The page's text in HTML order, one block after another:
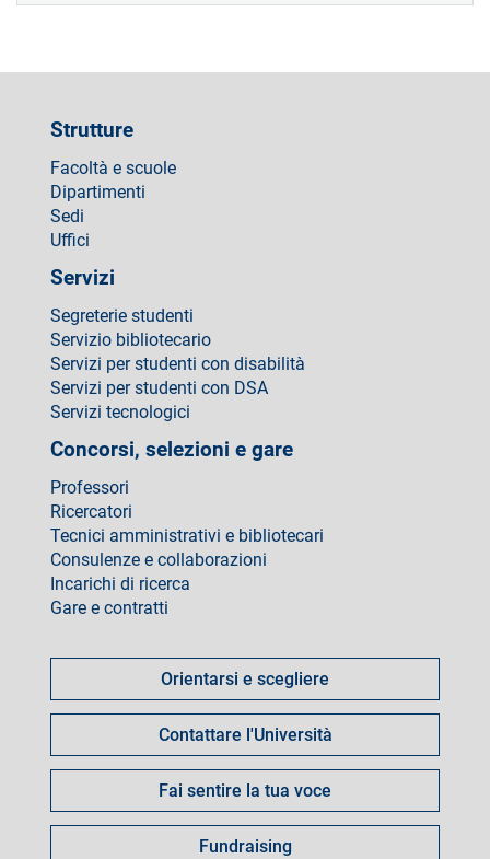
Strutture
Facoltà e scuole
Dipartimenti
Sedi
Uffici
Servizi
Segreterie studenti
Servizio bibliotecario
Servizi per studenti con disabilità
Servizi per studenti con DSA
Servizi tecnologici
Concorsi, selezioni e gare
Professori
Ricercatori
Tecnici amministrativi e bibliotecari
Consulenze e collaborazioni
Incarichi di ricerca
Gare e contratti
fare
Orientarsi e scegliere
Contattare l'Università
Fai sentire la tua voce
Fundraising